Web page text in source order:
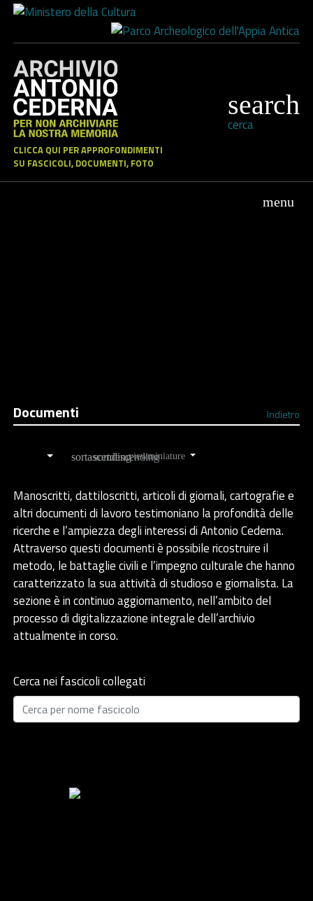
CLICCA QUI PER APPROFONDIMENTI
SU FASCICOLI, DOCUMENTI, FOTO
cerca
Documenti Indietro
Manoscritti, dattiloscritti, articoli di giornali, cartografie e
altri documenti di lavoro testimoniano la profondità delle
ricerche e l’ampiezza degli interessi di Antonio Cederna.
Attraverso questi documenti è possibile ricostruire il
metodo, le battaglie civili e l’impegno culturale che hanno
caratterizzato la sua attività di studioso e giornalista. La
sezione è in continuo aggiornamento, nell’ambito del
processo di digitalizzazione integrale dell’archivio
attualmente in corso.
Cerca nei fascicoli collegati